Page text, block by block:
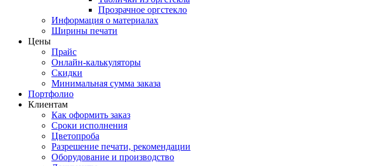
Прозрачное оргстекло
Информация о материалах
Ширины печати
Цены
Прайс
Онлайн-калькуляторы
Скидки
Минимальная сумма заказа
Портфолио
Клиентам
Как оформить заказ
Сроки исполнения
Цветопроба
Разрешение печати, рекомендации
Оборудование и производство